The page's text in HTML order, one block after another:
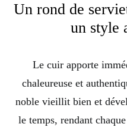
Un rond de
un style
Le cuir apporte
chaleureuse et
noble vieillit bien et
le temps, rendant